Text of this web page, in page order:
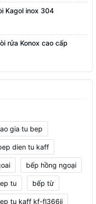
Kagol inox 304
rửa Konox cao cấp
gia tu bep
dien tu kaff
bếp hồng ngoại
tu bếp từ
tu kaff kf-fl366ii